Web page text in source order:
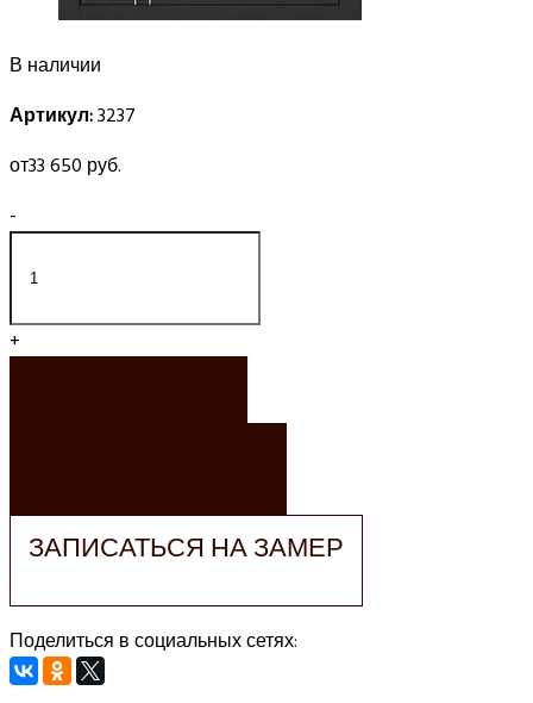
В наличии
Артикул:3237
от33 650 руб.
-
+
ЗАПИСАТЬСЯ НА ЗАМЕР
Поделиться в социальных сетях: